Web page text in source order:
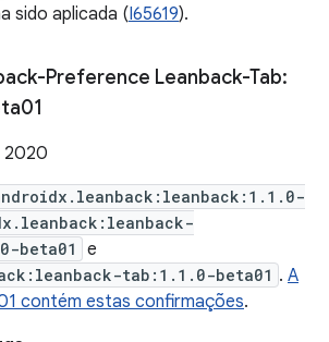
sido aplicada (I65619).
Preference Leanback-Tab:
2020
beta01
e
tab:1.1.0-beta01 . A
contém estas confirmações.